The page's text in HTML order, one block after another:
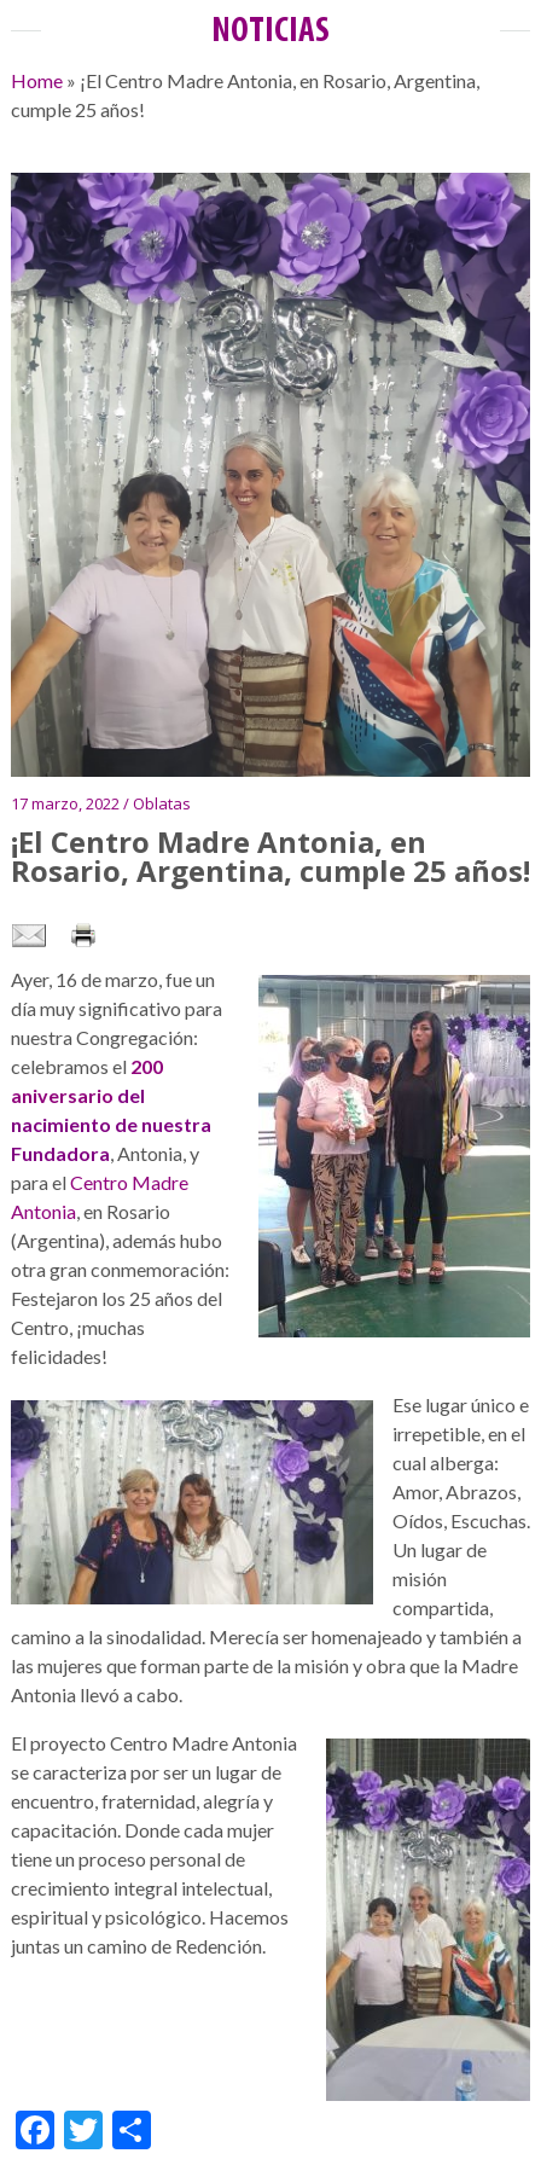
NOTICIAS
Home» ¡El Centro Madre Antonia, en Rosario, Argentina,
cumple 25 años!
17 marzo, 2022 / Oblatas
¡El Centro Madre Antonia, en
Rosario, Argentina, cumple 25 años!
Ayer, 16 de marzo, fue un
día muy significativo para
nuestra Congregación:
celebramos el 200
aniversario del
nacimiento de nuestra
Fundadora , Antonia, y
para elCentro Madre
Antonia, en Rosario
(Argentina), además hubo
otra gran conmemoración:
Festejaron los 25 años del
Centro, ¡muchas
felicidades!
Ese lugar único e
irrepetible, en el
cual alberga:
Amor, Abrazos,
Oídos, Escuchas.
Un lugar de
misión
compartida,
camino a la sinodalidad. Merecía ser homenajeado y también a
las mujeres que forman parte de la misión y obra que la Madre
Antonia llevó a cabo.
El proyecto Centro Madre Antonia
se caracteriza por ser un lugar de
encuentro, fraternidad, alegría y
capacitación. Donde cada mujer
tiene un proceso personal de
crecimiento integral intelectual,
espiritual y psicológico. Hacemos
juntas un camino de Redención.
Facebook
Twitter
Compartir